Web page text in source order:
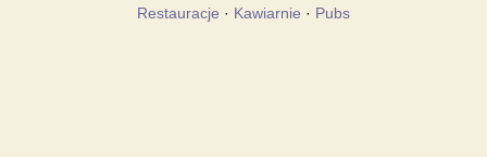
Restauracje · Kawiarnie · Pubs